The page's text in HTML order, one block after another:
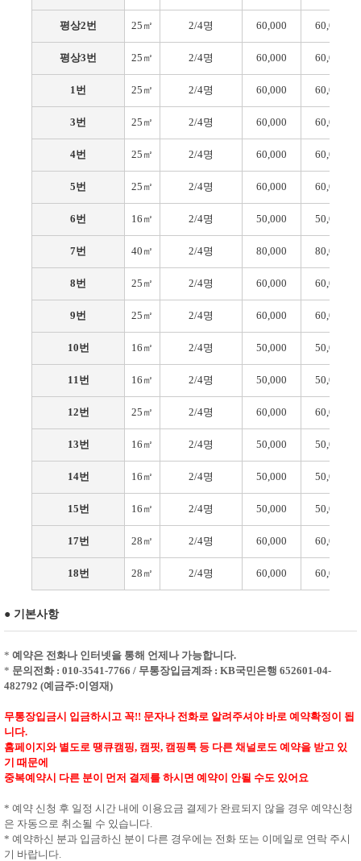
평상2번 25㎡ 2/4명 60,000 60,000
평상3번 25㎡ 2/4명 60,000 60,000
1번 25㎡ 2/4명 60,000 60,000
3번 25㎡ 2/4명 60,000 60,000
4번 25㎡ 2/4명 60,000 60,000
5번 25㎡ 2/4명 60,000 60,000
6번 16㎡ 2/4명 50,000 50,000
7번 40㎡ 2/4명 80,000 80,000
8번 25㎡ 2/4명 60,000 60,000
9번 25㎡ 2/4명 60,000 60,000
10번 16㎡ 2/4명 50,000 50,000
11번 16㎡ 2/4명 50,000 50,000
12번 25㎡ 2/4명 60,000 60,000
13번 16㎡ 2/4명 50,000 50,000
14번 16㎡ 2/4명 50,000 50,000
15번 16㎡ 2/4명 50,000 50,000
17번 28㎡ 2/4명 60,000 60,000
18번 28㎡ 2/4명 60,000 60,000
● 기본사항
* 예약은 전화나 인터넷을 통해 언제나 가능합니다.
* 문의전화 : 010-3541-7766 / 무통장입금계좌 : KB국민은행 652601-04-
482792 (예금주:이영재)
무통장입금시 입금하시고 꼭!! 문자나 전화로 알려주셔야 바로 예약확정이 됩
니다.
홈페이지와 별도로 땡큐캠핑, 캠핏, 캠핑톡 등 다른 채널로도 예약을 받고 있
기 때문에
중복예약시 다른 분이 먼저 결제를 하시면 예약이 안될 수도 있어요
* 예약 신청 후 일정 시간 내에 이용요금 결제가 완료되지 않을 경우 예약신청
은 자동으로 취소될 수 있습니다.
* 예약하신 분과 입금하신 분이 다른 경우에는 전화 또는 이메일로 연락 주시
기 바랍니다.